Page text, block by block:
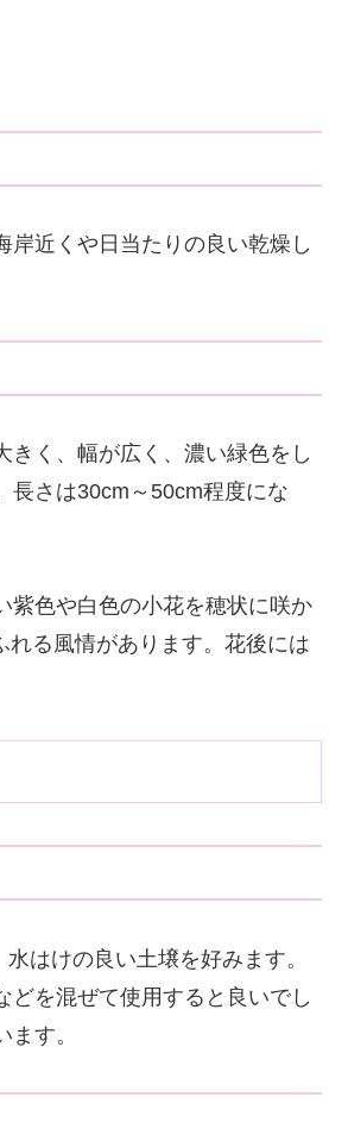
岸近くや日当たりの良い乾燥し
きく、幅が広く、濃い緑色をし
長さは30cm～50cm程度にな
紫色や白色の小花を穂状に咲か
る風情があります。花後には
はけの良い土壌を好みます。
を混ぜて使用すると良いでし
す。